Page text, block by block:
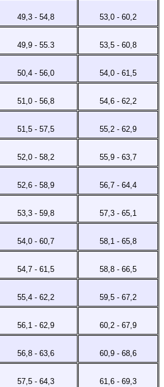
49,3 - 54,8 53,0 - 60,2
49,9 - 55.3 53,5 - 60,8
50,4 - 56,0 54,0 - 61,5
51,0 - 56,8 54,6 - 62,2
51,5 - 57,5 55,2 - 62,9
52,0 - 58,2 55,9 - 63,7
52,6 - 58,9 56,7 - 64,4
53,3 - 59,8 57,3 - 65,1
54,0 - 60,7 58,1 - 65,8
54,7 - 61,5 58,8 - 66,5
55,4 - 62,2 59,5 - 67,2
56,1 - 62,9 60,2 - 67,9
56,8 - 63,6 60,9 - 68,6
57,5 - 64,3 61,6 - 69,3